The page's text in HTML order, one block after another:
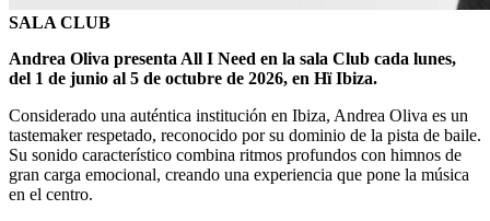
SALA CLUB
Andrea Oliva presenta All I Need en la sala Club cada lunes,
del 1 de junio al 5 de octubre de 2026, en Hï Ibiza.
Considerado una auténtica institución en Ibiza, Andrea Oliva es un
tastemaker respetado, reconocido por su dominio de la pista de baile.
Su sonido característico combina ritmos profundos con himnos de
gran carga emocional, creando una experiencia que pone la música
en el centro.